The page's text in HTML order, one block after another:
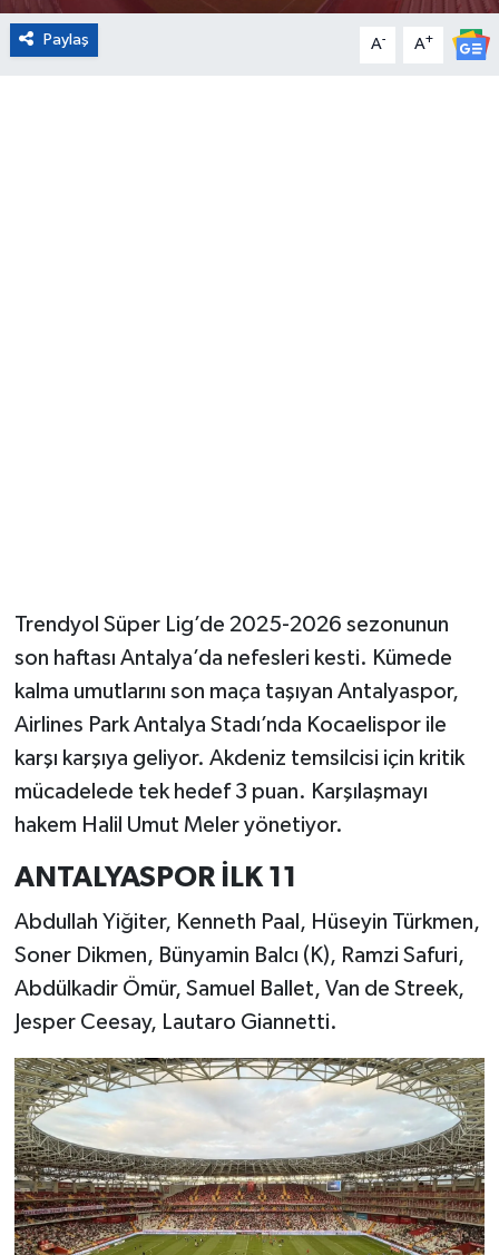
Paylaş A- A+
Trendyol Süper Lig’de 2025-2026 sezonunun
son haftası Antalya’da nefesleri kesti. Kümede
kalma umutlarını son maça taşıyan Antalyaspor,
Airlines Park Antalya Stadı’nda Kocaelispor ile
karşı karşıya geliyor. Akdeniz temsilcisi için kritik
mücadelede tek hedef 3 puan. Karşılaşmayı
hakem Halil Umut Meler yönetiyor.
ANTALYASPOR İLK 11
Abdullah Yiğiter, Kenneth Paal, Hüseyin Türkmen,
Soner Dikmen, Bünyamin Balcı (K), Ramzi Safuri,
Abdülkadir Ömür, Samuel Ballet, Van de Streek,
Jesper Ceesay, Lautaro Giannetti.
Çevre